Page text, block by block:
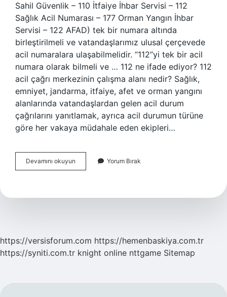
Sahil Güvenlik – 110 İtfaiye İhbar Servisi – 112
Sağlık Acil Numarası – 177 Orman Yangın İhbar
Servisi – 122 AFAD) tek bir numara altında
birleştirilmeli ve vatandaşlarımız ulusal çerçevede
acil numaralara ulaşabilmelidir. “112”yi tek bir acil
numara olarak bilmeli ve … 112 ne ifade ediyor? 112
acil çağrı merkezinin çalışma alanı nedir? Sağlık,
emniyet, jandarma, itfaiye, afet ve orman yangını
alanlarında vatandaşlardan gelen acil durum
çağrılarını yanıtlamak, ayrıca acil durumun türüne
göre her vakaya müdahale eden ekipleri…
Devamını okuyun
Ne
Yorum Bırak
https://versisforum.com https://hemenbaskiya.com.tr
https://syniti.com.tr knight online nttgame Sitemap